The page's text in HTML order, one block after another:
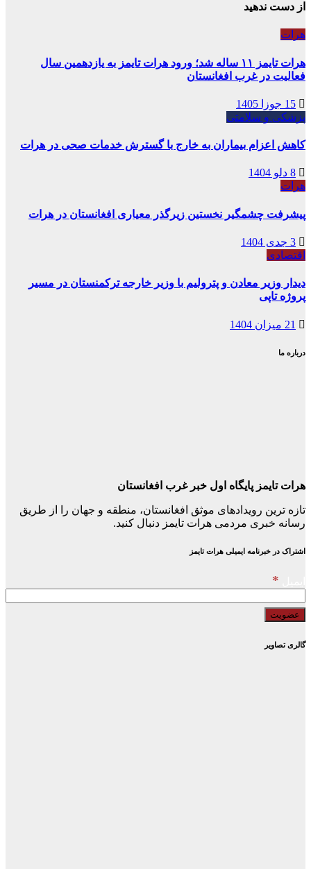
از دست ندهید
هرات
هرات تایمز ۱۱ ساله شد؛ ورود هرات تایمز به یازدهمین سال
فعالیت در غرب افغانستان
15 جوزا 1405
پزشکی و سلامتی
کاهش اعزام بیماران به خارج با گسترش خدمات صحی در هرات
8 دلو 1404
هرات
پیشرفت چشمگیر نخستین زیرگذر معیاری افغانستان در هرات
3 جدی 1404
اقتصادی
دیدار وزیر معادن و پترولیم با وزیر خارجه ترکمنستان در مسیر
پروژه تاپی
21 میزان 1404
درباره ما
هرات تایمز پایگاه اول خبر غرب افغانستان
تازه ترین رویدادهای موثق افغانستان، منطقه و جهان را از طریق
رسانه خبری مردمی هرات تایمز دنبال کنید.
اشتراک در خبرنامه ایمیلی هرات تایمز
*
گالری تصاویر